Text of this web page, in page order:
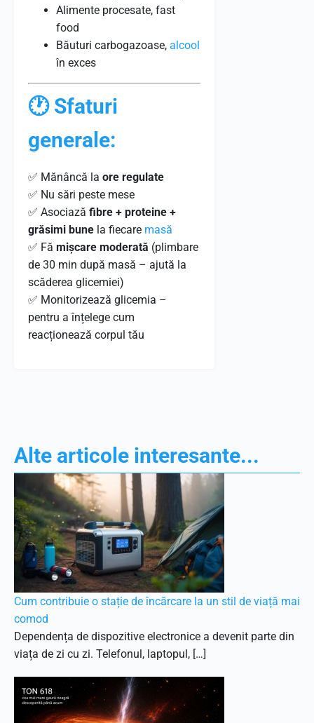
Alimente procesate, fast
food
Băuturi carbogazoase, alcool
în exces
🕐 Sfaturi
generale:
✅ Mănâncă la ore regulate
✅ Nu sări peste mese
✅ Asociază fibre + proteine +
grăsimi bune la fiecare masă
✅ Fă mișcare moderată (plimbare
de 30 min după masă – ajută la
scăderea glicemiei)
✅ Monitorizează glicemia –
pentru a înțelege cum
reacționează corpul tău
Alte articole interesante...
Cum contribuie o stație de încărcare la un stil de viață mai
comod
Dependența de dispozitive electronice a devenit parte din
viața de zi cu zi. Telefonul, laptopul, […]